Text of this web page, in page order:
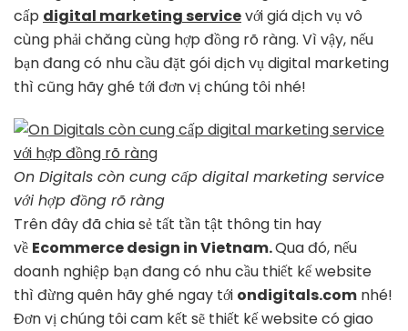
cấp digital marketing servicevới giá dịch vụ vô
cùng phải chăng cùng hợp đồng rõ ràng. Vì vậy, nếu
bạn đang có nhu cầu đặt gói dịch vụ digital marketing
thì cũng hãy ghé tới đơn vị chúng tôi nhé!
On Digitals còn cung cấp digital marketing service
với hợp đồng rõ ràng
Trên đây đã chia sẻ tất tần tật thông tin hay
về Ecommerce design in Vietnam.Qua đó, nếu
doanh nghiệp bạn đang có nhu cầu thiết kế website
thì đừng quên hãy ghé ngay tới ondigitals.com nhé!
Đơn vị chúng tôi cam kết sẽ thiết kế website có giao